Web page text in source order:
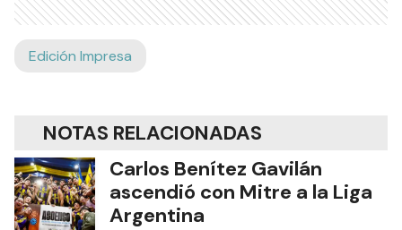
Edición Impresa
NOTAS RELACIONADAS
Carlos Benítez Gavilán
ascendió con Mitre a la Liga
Argentina